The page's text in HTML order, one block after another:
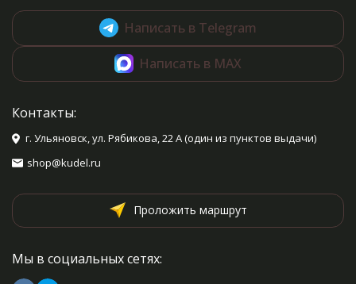
Написать в Telegram
Написать в MAX
Контакты:
г. Ульяновск, ул. Рябикова, 22 А (один из пунктов выдачи)
shop@kudel.ru
Проложить маршрут
Мы в социальных сетях: